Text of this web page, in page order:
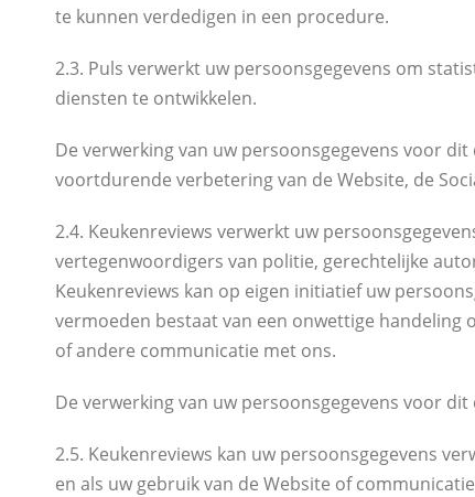
te kunnen verdedigen in een procedure.
2.3. Puls verwerkt uw persoonsgegevens om
diensten te ontwikkelen.
De verwerking van uw persoonsgegevens voor
voortdurende verbetering van de Website, de
2.4. Keukenreviews verwerkt uw
vertegenwoordigers van politie, gerechtelijke
Keukenreviews kan op eigen initiatief uw
vermoeden bestaat van een onwettige handeling
of andere communicatie met ons.
De verwerking van uw persoonsgegevens voor
2.5. Keukenreviews kan uw persoonsgegevens
en als uw gebruik van de Website of